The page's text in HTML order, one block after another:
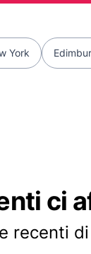
York
ci
recenti